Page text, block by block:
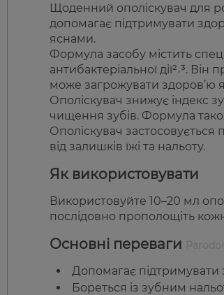
Щоденний ополіскувач для
допомагає підтримувати
яснами.
Формула засобу містить
антибактеріальної дії²˒³.
може загрожувати здоров’ю
Ополіскувач знижує індекс
чищення зубів. Формула
Ополіскувач
від залишків їжі та нальоту.
Як використовувати
Використовуйте 10–20 мл
послідовно прополощіть
Основні переваги
Допомагає підтримувати
Бореться із зубним